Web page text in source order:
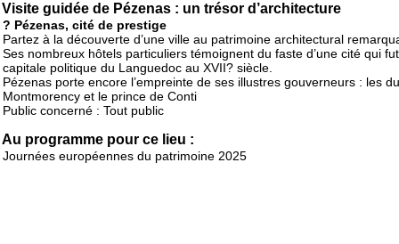
Visite guidée de Pézenas : un trésor d’architecture
? Pézenas, cité de prestige
Partez à la découverte d’une ville au patrimoine architectural
Ses nombreux hôtels particuliers témoignent du faste d’une cité qui
capitale politique du Languedoc au XVII? siècle.
Pézenas porte encore l’empreinte de ses illustres gouverneurs : les
Montmorency et le prince de Conti
Public concerné : Tout public
Au programme pour ce lieu :
Journées européennes du patrimoine 2025